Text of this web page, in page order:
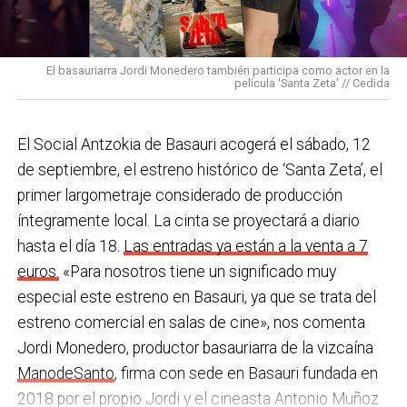
En Basauri ya venimos trabajando en esa dirección
con programas de envejecimiento activo, actividades
en los centros de personas mayores e iniciativas para
combatir la brecha digital. Además, este año se ha
y, a principios del año que viene, se comenzarán a
prestar los servicios de atención diurna y viviendas
comunitarias.
En las últimas semanas la actualidad municipal ha
estado marcada por las investigaciones sobre
presuntas irregularidades urbanísticas . ¿Cómo
está afrontando el equipo de gobierno esta
situación y qué mensaje trasladarías a la
ciudadanía?Los hechos denunciados son graves y
nos corresponde aclarar si han existido irregularidades
los Equipos de Protección Individual (EPIS) y con las
pulseras de aviso de temperatura pitando al unísono,
una acción que los sindicatos tachan de negligente y
contraria al propio plan de emergencias de la
Sin soluciones reales
Ante la falta de soluciones en las reuniones del
comité, los representantes de los trabajadores
advirtieron a la dirección con elevar los hechos a la
Inspección de Trabajo. Aunque inicialmente
percibieron un amago de cambio de actitud, la parte
social lamenta que las medidas adoptadas ante las
nuevas alertas meteorológicas han sido meramente
«testimoniales, esporádicas y centradas en
aparentar», sin llegar a aplicar soluciones reales ni
El basauriarra Jordi Monedero también participa como actor en la
película 'Santa Zeta' // Cedida
El Social Antzokia de Basauri acogerá el sábado, 12
de septiembre, el estreno histórico de ‘Santa Zeta’, el
primer largometraje considerado de producción
íntegramente local. La cinta se proyectará a diario
hasta el día 18. Las entradas ya están a la venta a 7
euros. «Para nosotros tiene un significado muy
especial este estreno en Basauri, ya que se trata del
estreno comercial en salas de cine», nos comenta
Jordi Monedero, productor basauriarra de la vizcaína
ManodeSanto, firma con sede en Basauri fundada en
2018 por el propio Jordi y el cineasta Antonio Muñoz